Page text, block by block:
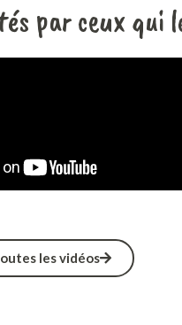
par ceux qui
les vidéos